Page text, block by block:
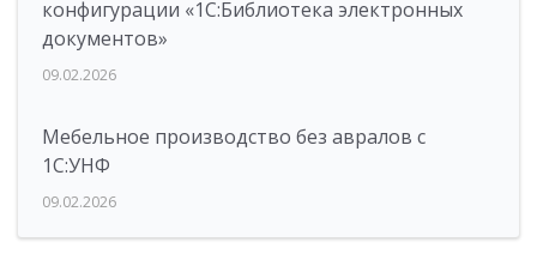
конфигурации «1С:Библиотека электронных
документов»
09.02.2026
Мебельное производство без авралов с
1С:УНФ
09.02.2026